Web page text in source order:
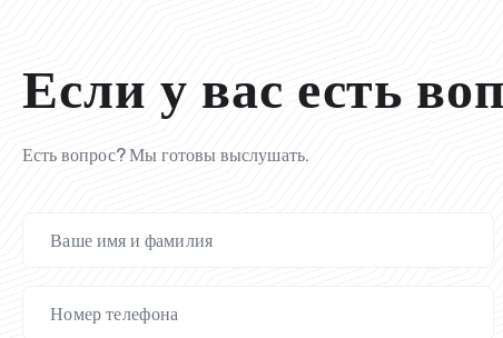
Если у вас есть
Есть вопрос? Мы готовы выслушать.